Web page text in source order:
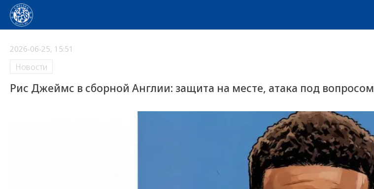
2026-06-25, 15:51
Новости
Рис Джеймс в сборной Англии: защита на месте, атака под вопросом